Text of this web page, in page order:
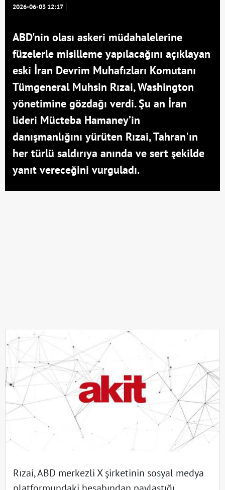
2026-06-03 12:17
ABD'nin olası askeri müdahalelerine
füzelerle misilleme yapılacağını açıklayan
eski İran Devrim Muhafızları Komutanı
Tümgeneral Muhsin Rızai, Washington
yönetimine gözdağı verdi. Şu an İran
lideri Mücteba Hamaney’in
danışmanlığını yürüten Rızai, Tahran'ın
her türlü saldırıya anında ve sert şekilde
yanıt vereceğini vurguladı.
Rızai, ABD merkezli X şirketinin sosyal medya